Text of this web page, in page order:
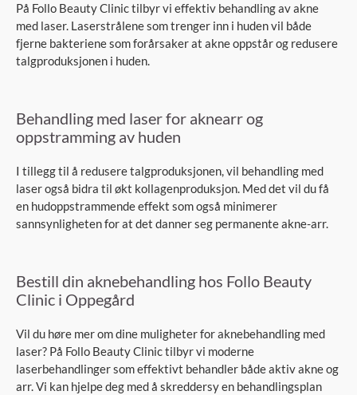
På Follo Beauty Clinic tilbyr vi effektiv behandling av akne
med laser. Laserstrålene som trenger inn i huden vil både
fjerne bakteriene som forårsaker at akne oppstår og redusere
talgproduksjonen i huden.
Behandling med laser for aknearr og
oppstramming av huden
I tillegg til å redusere talgproduksjonen, vil behandling med
laser også bidra til økt kollagenproduksjon. Med det vil du få
en hudoppstrammende effekt som også minimerer
sannsynligheten for at det danner seg permanente akne-arr.
Bestill din aknebehandling hos Follo Beauty
Clinic i Oppegård
Vil du høre mer om dine muligheter for aknebehandling med
laser? På Follo Beauty Clinic tilbyr vi moderne
laserbehandlinger som effektivt behandler både aktiv akne og
arr. Vi kan hjelpe deg med å skreddersy en behandlingsplan